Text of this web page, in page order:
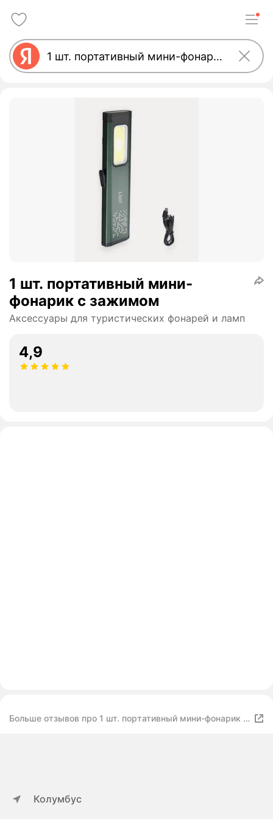
1 шт. портативный мини-
фонарик с зажимом
Аксессуары для туристических фонарей и ламп
4,9
Больше отзывов про 1 шт. портативный мини-фонарик с
Колумбус